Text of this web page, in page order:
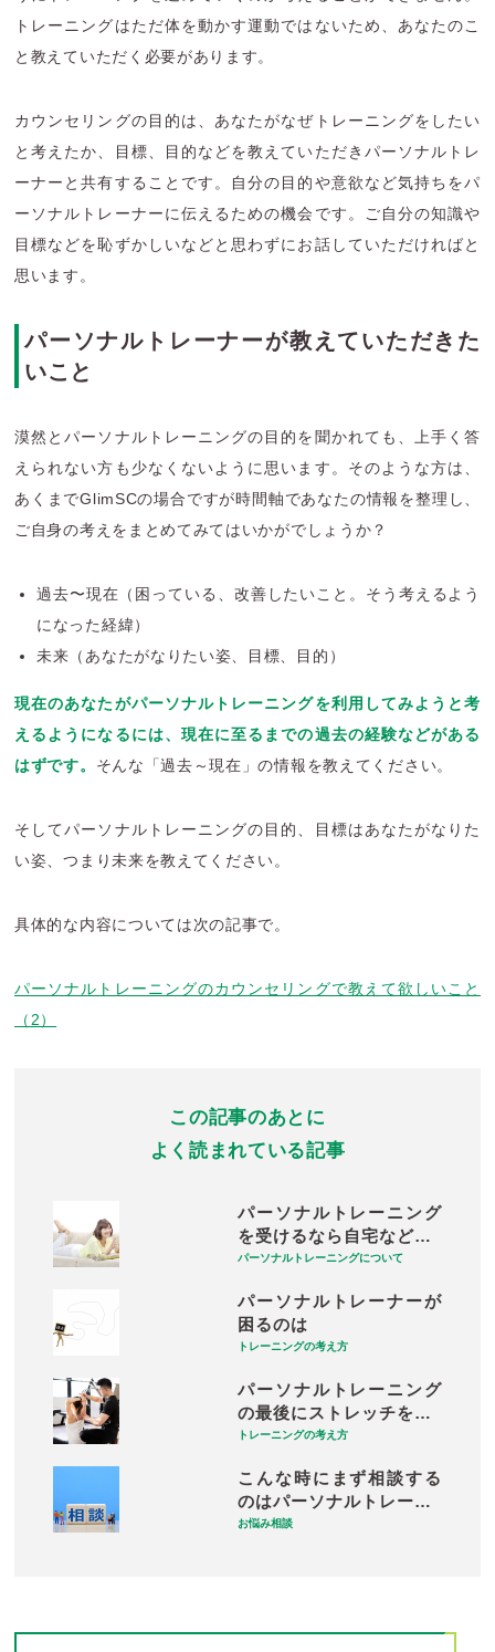
トレーニングはただ体を動かす運動ではないため、あなたのこ
と教えていただく必要があります。
カウンセリングの目的は、あなたがなぜトレーニングをしたい
と考えたか、目標、目的などを教えていただきパーソナルトレ
ーナーと共有することです。自分の目的や意欲など気持ちをパ
ーソナルトレーナーに伝えるための機会です。ご自分の知識や
目標などを恥ずかしいなどと思わずにお話していただければと
思います。
パーソナルトレーナーが教えていただきた
いこと
漠然とパーソナルトレーニングの目的を聞かれても、上手く答
えられない方も少なくないように思います。そのような方は、
あくまでGlimSCの場合ですが時間軸であなたの情報を整理し、
ご自身の考えをまとめてみてはいかがでしょうか？
過去〜現在（困っている、改善したいこと。そう考えるよう
になった経緯）
未来（あなたがなりたい姿、目標、目的）
現在のあなたがパーソナルトレーニングを利用してみようと考
えるようになるには、現在に至るまでの過去の経験などがある
はずです。 そんな「過去～現在」の情報を教えてください。
そしてパーソナルトレーニングの目的、目標はあなたがなりた
い姿、つまり未来を教えてください。
具体的な内容については次の記事で。
パーソナルトレーニングのカウンセリングで教えて欲しいこと
（2）
この記事のあとに
よく読まれている記事
パーソナルトレーニング
を受けるなら自宅など…
パーソナルトレーニングについて
パーソナルトレーナーが
困るのは
トレーニングの考え方
パーソナルトレーニング
の最後にストレッチを…
トレーニングの考え方
こんな時にまず相談する
のはパーソナルトレー…
お悩み相談